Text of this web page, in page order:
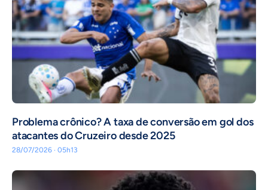
Problema crônico? A taxa de conversão em gol dos
atacantes do Cruzeiro desde 2025
28/07/2026 · 05h13